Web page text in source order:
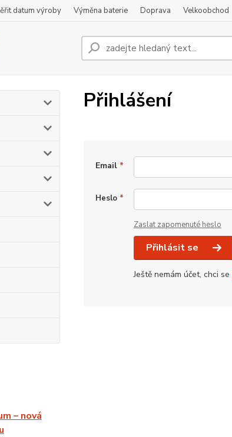
datum výroby Výměna baterie Doprava Velkoobchod
– nová
Přihlášení
Email *
Heslo *
Zaslat zapomenuté heslo
Přihlásit se
Ještě nemám účet, chci se